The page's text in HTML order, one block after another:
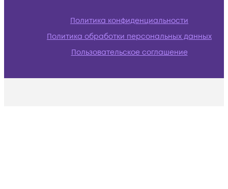
Политика конфиденциальности
Политика обработки персональных данных
Пользовательское соглашение